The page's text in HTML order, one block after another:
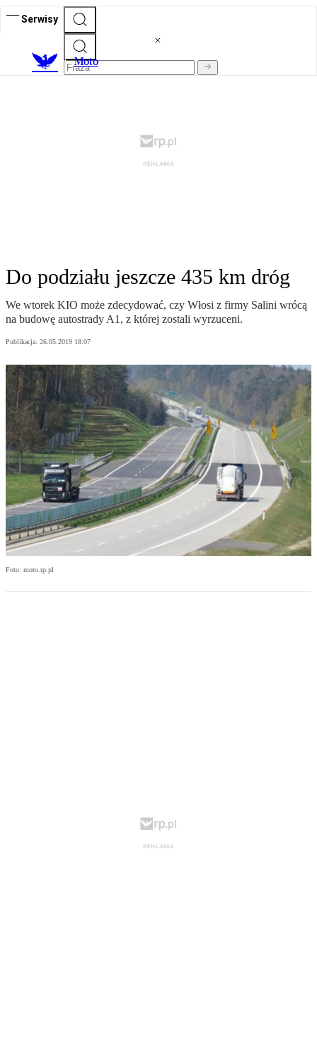
Serwisy
Moto
Do podziału jeszcze 435 km dróg
We wtorek KIO może zdecydować, czy Włosi z firmy Salini wrócą
na budowę autostrady A1, z której zostali wyrzuceni.
Publikacja: 26.05.2019 18:07
Foto: moto.rp.pl